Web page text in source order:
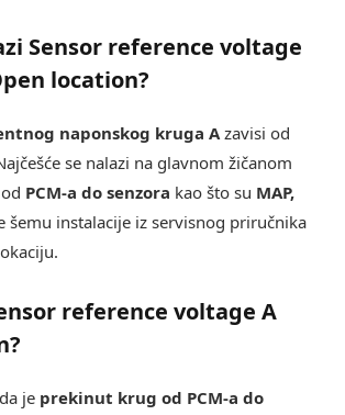
Sensor reference voltage
location?
naponskog kruga Azavisi od
se nalazi na glavnom žičanom
PCM-a do senzora kao što su MAP,
šemu instalacije iz servisnog priručnika
reference voltage A
?
je prekinut krug od PCM-a do